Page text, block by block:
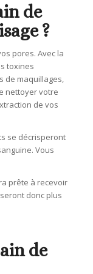
de
?
pores. Avec la
toxines
de maquillages,
nettoyer votre
de vos
se décrisperont
Vous
prête à recevoir
donc plus
de